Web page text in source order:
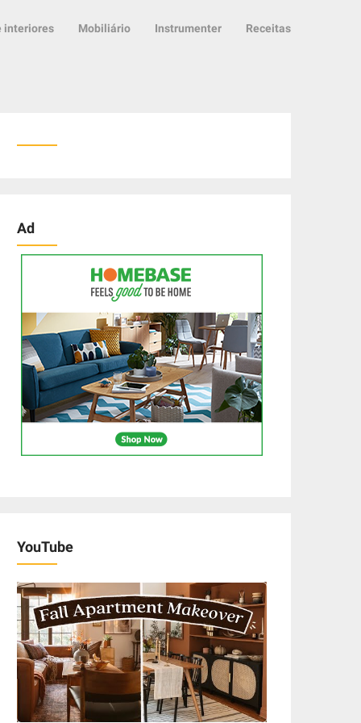
interiores Mobiliário Instrumenter Receitas
Ad
YouTube